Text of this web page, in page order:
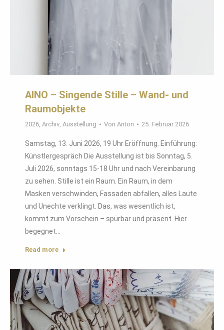
AINO – Singende Stille – Wand- und
Raumobjekte
2026, Archiv, Ausstellung Von Anton 25. Februar 2026
Samstag, 13. Juni 2026, 19 Uhr Eröffnung. Einführung:
Künstlergespräch Die Ausstellung ist bis Sonntag, 5.
Juli 2026, sonntags 15-18 Uhr und nach Vereinbarung
zu sehen. Stille ist ein Raum. Ein Raum, in dem
Masken verschwinden, Fassaden abfallen, alles Laute
und Unechte verklingt. Das, was wesentlich ist,
kommt zum Vorschein – spürbar und präsent. Hier
begegnet…
Read more